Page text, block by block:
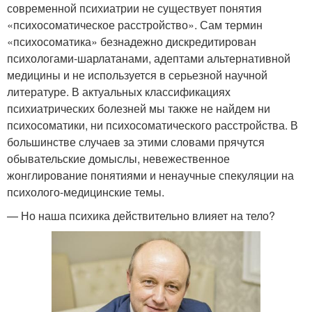
современной психиатрии не существует понятия
«психосоматическое расстройство». Сам термин
«психосоматика» безнадежно дискредитирован
психологами-шарлатанами, адептами альтернативной
медицины и не используется в серьезной научной
литературе. В актуальных классификациях
психиатрических болезней мы также не найдем ни
психосоматики, ни психосоматического расстройства. В
большинстве случаев за этими словами прячутся
обывательские домыслы, невежественное
жонглирование понятиями и ненаучные спекуляции на
психолого-медицинские темы.
— Но наша психика действительно влияет на тело?